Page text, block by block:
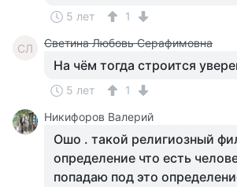
5 лет 1
СЛ Светина Любовь Серафимовна
На чём тогда строится
5 лет
1
Никифоров Валерий
Ошо . такой религиозный
определение что есть
попадаю под это